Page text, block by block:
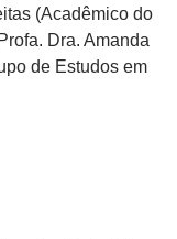
(Acadêmico do
Dra. Amanda
de Estudos em